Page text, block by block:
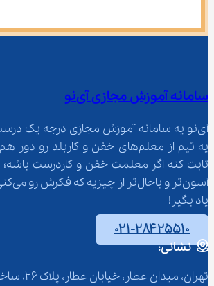
سامانه آموزش مجازی آی‌نو
آی‌نو یه سامانه آموزش مجازی درجه یک
یه تیم از معلم‌‌های خفن و کاربلد
ثابت کنه اگر معلمت خفن و کاردرست
یاد بگیر!
۰۲۱-۲۸۴۲۵۵۱۰
نشانی:
تهران، میدان